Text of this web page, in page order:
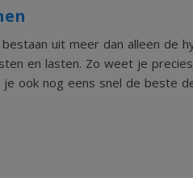
uit meer dan alleen de
en lasten. Zo weet je
ook nog eens snel de beste